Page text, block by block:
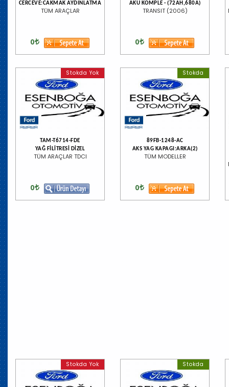
CERCEVE:CAKMAK AYDINLATMA
TÜM ARAÇLAR
0
AKU KOMPLE - (72AH,680A)
TRANSIT (2006)
0
Stokda Yok
TAM-T6714-FDE
YAĞ FİLİTRESİ DİZEL
TÜM ARAÇLAR TDCI
0
Stokda
89FB-1248-AC
AKS YAG KAPAGI:ARKA(2)
TÜM MODELLER
0
Stokda Yok Stokda